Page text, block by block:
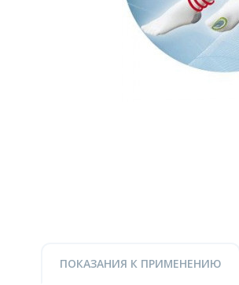
ПОКАЗАНИЯ К ПРИМЕНЕНИЮ